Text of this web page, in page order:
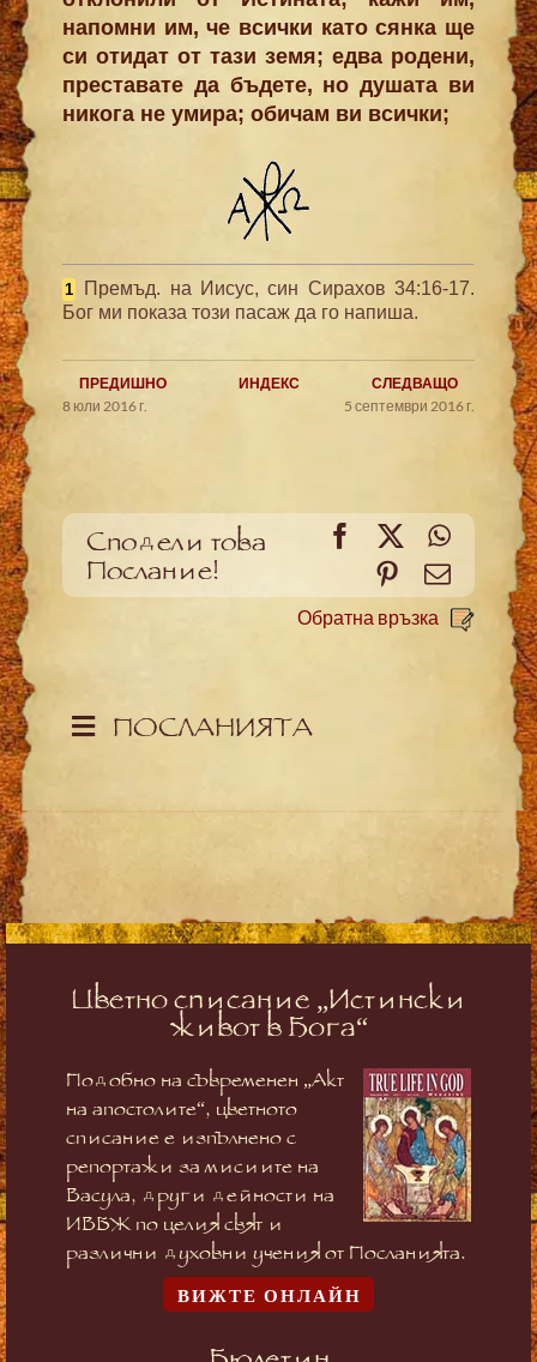
напомни им, че всички като сянка ще
си отидат от тази земя; едва родени,
преставате да бъдете, но душата ви
никога не умира; обичам ви всички;
1
Премъд. на Иисус, син Сирахов 34:16-17.
Бог ми показа този пасаж да го напиша.
ПРЕДИШНО ИНДЕКС
СЛЕДВАЩО
8 юли 2016 г.
5 септември 2016 г.
Сподели това
Послание!
Facebook
X
Pinterest
Meйл
Обратна връзка
ПОСЛАНИЯТА
Цветно списание „Истински
живот в Бога“
Подобно на съвременен „Акт
на апостолите“, цветното
списание е изпълнено с
репортажи за мисиите на
Васула, други дейности на
ИВБЖ по целия свят и
различни духовни учения от Посланията.
ВИЖТЕ ОНЛАЙН